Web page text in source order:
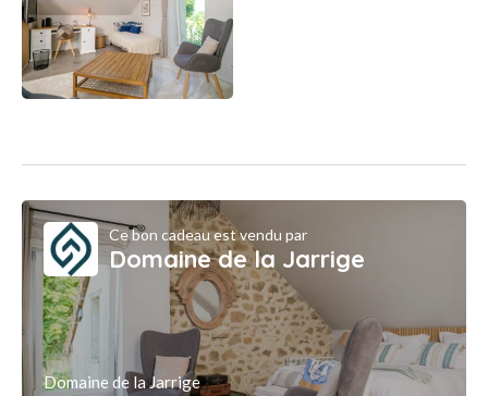
Ce bon cadeau est vendu par
Domaine de la Jarrige
Domaine de la Jarrige